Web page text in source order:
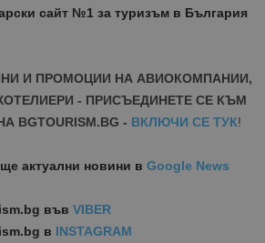
сайт №1 за туризъм в България
И ПРОМОЦИИ НА АВИОКОМПАНИИ,
- ПРИСЪЕДИНЕТЕ СЕ КЪМ
BGTOURISM.BG - ВКЛЮЧИ СЕ ТУК!
актуални новини в Google News
във VIBER
в INSTAGRAM